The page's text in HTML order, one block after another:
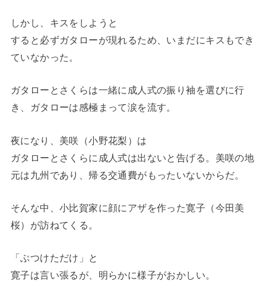
しかし、キスをしようと
すると必ずガタローが現れるため、いまだにキスもでき
ていなかった。
ガタローとさくらは一緒に成人式の振り袖を選びに行
き、ガタローは感極まって涙を流す。
夜になり、美咲（小野花梨）は
ガタローとさくらに成人式は出ないと告げる。美咲の地
元は九州であり、帰る交通費がもったいないからだ。
そんな中、小比賀家に顔にアザを作った寛子（今田美
桜）が訪ねてくる。
「ぶつけただけ」と
寛子は言い張るが、明らかに様子がおかしい。